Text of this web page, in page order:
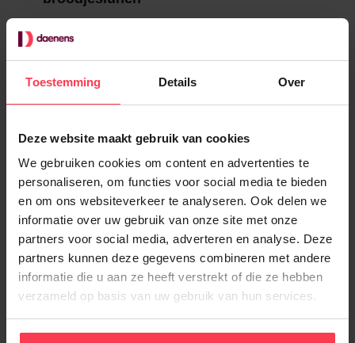
Toestemming Details Over
Deze website maakt gebruik van cookies
We gebruiken cookies om content en advertenties te
personaliseren, om functies voor social media te bieden
en om ons websiteverkeer te analyseren. Ook delen we
informatie over uw gebruik van onze site met onze
partners voor social media, adverteren en analyse. Deze
partners kunnen deze gegevens combineren met andere
informatie die u aan ze heeft verstrekt of die ze hebben
verzameld op basis van uw gebruik van hun services.
plaatsen is beperkt!
Praktische informatie:
Donderdag 21 mei 2026
Tijd:10u00 tot 14u00
Locatie: De Valkaart - Albrecht
Oostkamp